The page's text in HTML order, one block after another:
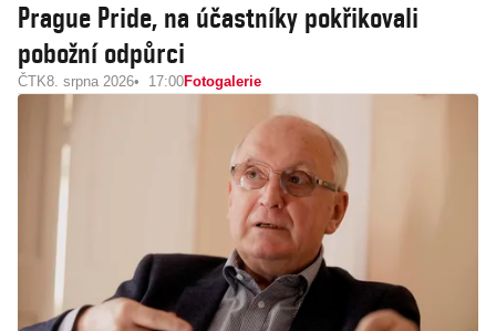
Prague Pride, na účastníky pokřikovali
pobožní odpůrci
ČTK8. srpna 2026 17:00Fotogalerie